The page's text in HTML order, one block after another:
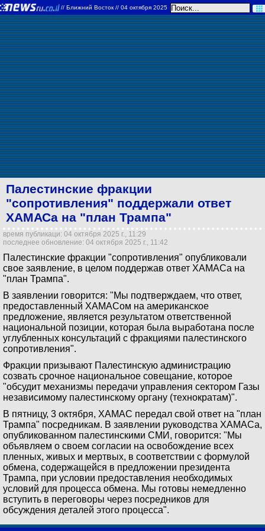
//Ближний Восток// 04 октября 2025
Палестинские фракции
"сопротивления" поддержали ответ
ХАМАСа на "план Трампа"
время публикаци: 04 октября 2025 г., 11:29
последнее обновление: 04 октября 2025 г., 11:42
Палестинские фракции "сопротивления" опубликовали
свое заявление, в целом поддержав ответ ХАМАСа на
"план Трампа".
В заявлении говорится: "Мы подтверждаем, что ответ,
предоставленный ХАМАСом на американское
предложение, является результатом ответственной
национальной позиции, которая была выработана после
углубленных консультаций с фракциями палестинского
сопротивления".
Фракции призывают Палестинскую администрацию
созвать срочное национальное совещание, которое
"обсудит механизмы передачи управления сектором Газы
независимому палестинскому органу (технократам)".
В пятницу, 3 октября, ХАМАС передал свой ответ на "план
Трампа" посредникам. В заявлении руководства ХАМАСа,
опубликованном палестинскими СМИ, говорится: "Мы
объявляем о своем согласии на освобождение всех
пленных, живых и мертвых, в соответствии с формулой
обмена, содержащейся в предложении президента
Трампа, при условии предоставления необходимых
условий для процесса обмена. Мы готовы немедленно
вступить в переговоры через посредников для
обсуждения деталей этого процесса".